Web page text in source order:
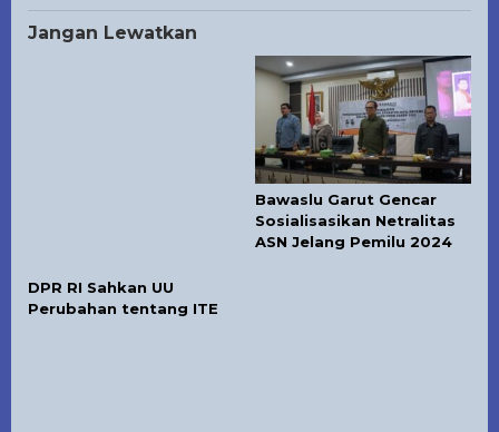
Jangan Lewatkan
DPR RI Sahkan UU
Perubahan tentang ITE
Bawaslu Garut Gencar
Sosialisasikan Netralitas
ASN Jelang Pemilu 2024